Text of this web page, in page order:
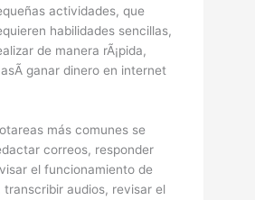
actividades, que
habilidades sencillas,
de manera rÃ¡pida,
ganar dinero en internet
más comunes se
correos, responder
el funcionamiento de
transcribir audios, revisar el